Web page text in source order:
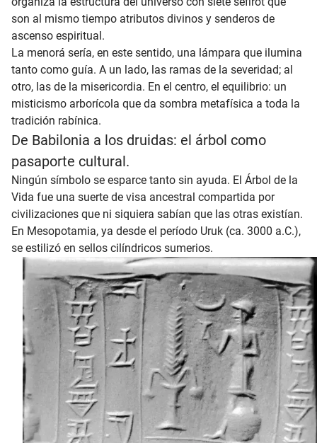
son al mismo tiempo atributos divinos y senderos de
ascenso espiritual.
La menorá sería, en este sentido, una lámpara que ilumina
tanto como guía. A un lado, las ramas de la severidad; al
otro, las de la misericordia. En el centro, el equilibrio: un
misticismo arborícola que da sombra metafísica a toda la
tradición rabínica.
De Babilonia a los druidas: el árbol como
pasaporte cultural.
Ningún símbolo se esparce tanto sin ayuda. El Árbol de la
Vida fue una suerte de visa ancestral compartida por
civilizaciones que ni siquiera sabían que las otras existían.
En Mesopotamia, ya desde el período Uruk (ca. 3000 a.C.),
se estilizó en sellos cilíndricos sumerios.